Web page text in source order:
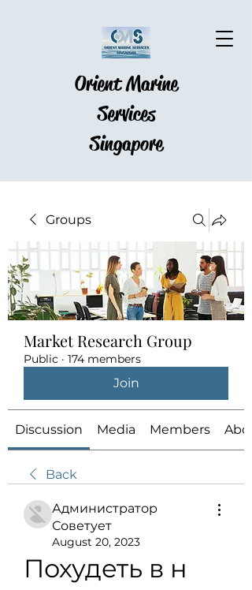
Orient Marine
Services
Singapore
Groups
Market Research Group
Public · 174 members
Join
Discussion Media Members
Back
Администратор
Советует
August 20, 2023
Похудеть в н